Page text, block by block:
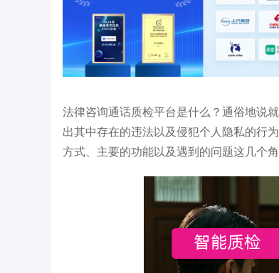
法律咨询通话质检平台是什么？通俗地说
出其中存在的违法以及侵犯个人隐私的行
方式、主要的功能以及遇到的问题这几个角
智能质检系统 实现营销狮桥集团应用智能质检系统，质检覆
100%、人力成本下降70%